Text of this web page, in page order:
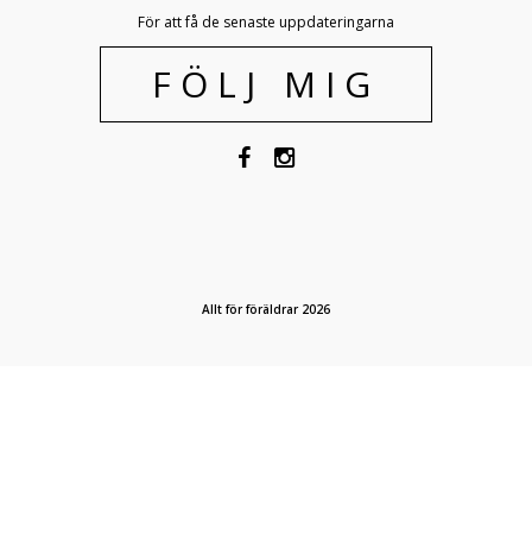
För att få de senaste uppdateringarna
FÖLJ MIG
Allt för föräldrar 2026